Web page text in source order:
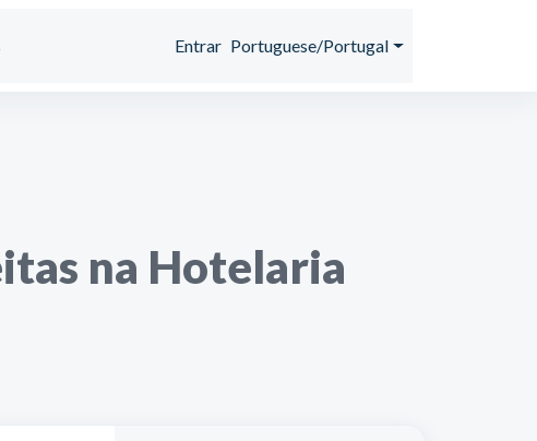
Entrar Portuguese/Portugal
na Hotelaria